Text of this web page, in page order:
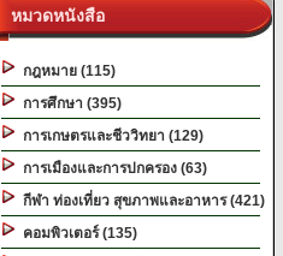
หมวดหนังสือ
กฎหมาย (115)
การศึกษา (395)
การเกษตรและชีววิทยา (129)
การเมืองและการปกครอง (63)
กีฬา ท่องเที่ยว สุขภาพและอาหาร (421)
คอมพิวเตอร์ (135)